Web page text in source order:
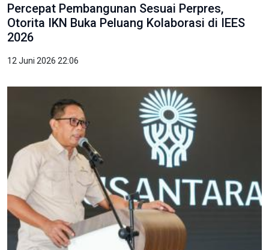
Percepat Pembangunan Sesuai Perpres,
Otorita IKN Buka Peluang Kolaborasi di IEES
2026
12 Juni 2026 22:06